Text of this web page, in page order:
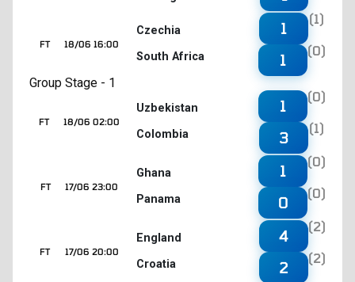
18/06 16:00
FT
Czechia
South Africa
1
(1)
1
(0)
Group Stage - 1
18/06 02:00
FT
Uzbekistan
Colombia
1
(0)
3
(1)
17/06 23:00
FT
Ghana
Panama
1
(0)
0
(0)
17/06 20:00
FT
England
Croatia
4
(2)
2
(2)